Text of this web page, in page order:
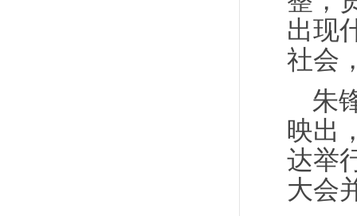
出现
社会
朱
映出
达举
大会